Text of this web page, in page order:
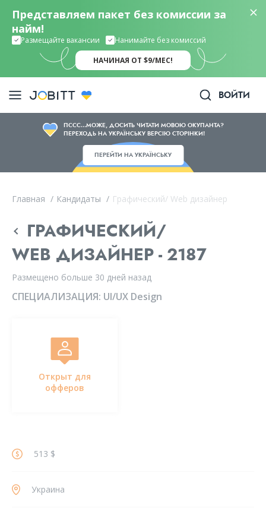
Представляем пакет без комиссии за
найм!
Размещайте вакансии Нанимайте без комиссий
НАЧИНАЯ ОТ $9/МЕС!
ВОЙТИ
ПССС...МОЖЕ, ДОСИТЬ ЧИТАТИ МОВОЮ ОКУПАНТА?
ПЕРЕХОДЬ НА УКРАЇНСЬКУ ВЕРСІЮ СТОРІНКИ!
ПЕРЕЙТИ НА УКРАЇНСЬКУ
Главная / Кандидаты / Графический/ Web дизайнер
ГРАФИЧЕСКИЙ/
WEB ДИЗАЙНЕР - 2187
Размещено больше 30 дней назад
СПЕЦИАЛИЗАЦИЯ: UI/UX Design
Открыт для
офферов
513 $
Украина